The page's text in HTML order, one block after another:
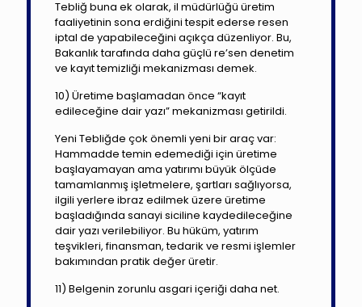
Tebliğ buna ek olarak, il müdürlüğü üretim
faaliyetinin sona erdiğini tespit ederse resen
iptal de yapabileceğini açıkça düzenliyor. Bu,
Bakanlık tarafında daha güçlü re’sen denetim
ve kayıt temizliği mekanizması demek.
10) Üretime başlamadan önce “kayıt
edileceğine dair yazı” mekanizması getirildi.
Yeni Tebliğde çok önemli yeni bir araç var:
Hammadde temin edemediği için üretime
başlayamayan ama yatırımı büyük ölçüde
tamamlanmış işletmelere, şartları sağlıyorsa,
ilgili yerlere ibraz edilmek üzere üretime
başladığında sanayi siciline kaydedileceğine
dair yazı verilebiliyor. Bu hüküm, yatırım
teşvikleri, finansman, tedarik ve resmi işlemler
bakımından pratik değer üretir.
11) Belgenin zorunlu asgari içeriği daha net.